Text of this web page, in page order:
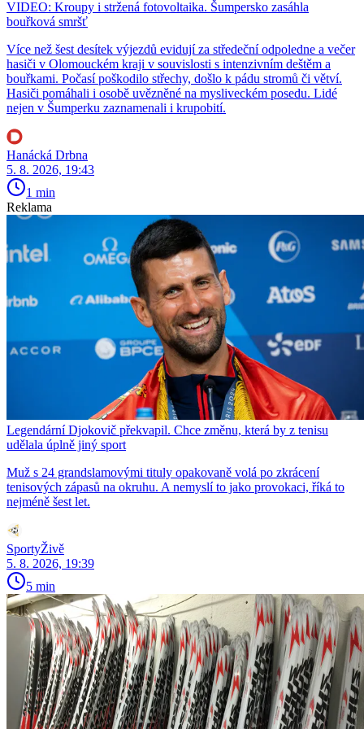
VIDEO: Kroupy i stržená fotovoltaika. Šumpersko zasáhla
bouřková smršť
Více než šest desítek výjezdů evidují za středeční odpoledne a večer
hasiči v Olomouckém kraji v souvislosti s intenzivním deštěm a
bouřkami. Počasí poškodilo střechy, došlo k pádu stromů či větví.
Hasiči pomáhali i osobě uvězněné na mysliveckém posedu. Lidé
nejen v Šumperku zaznamenali i krupobití.
Hanácká Drbna
5. 8. 2026, 19:43
1 min
Reklama
Legendární Djokovič překvapil. Chce změnu, která by z tenisu
udělala úplně jiný sport
Muž s 24 grandslamovými tituly opakovaně volá po zkrácení
tenisových zápasů na okruhu. A nemyslí to jako provokaci, říká to
nejméně šest let.
SportyŽivě
5. 8. 2026, 19:39
5 min